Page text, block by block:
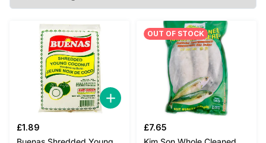
£1.89
OUT OF STOCK
£7.65